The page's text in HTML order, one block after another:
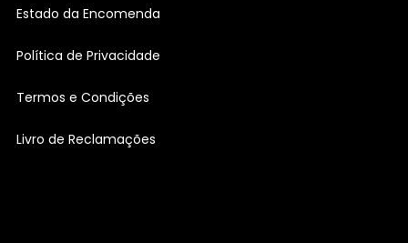
Estado da Encomenda
Política de Privacidade
Termos e Condições
Livro de Reclamações